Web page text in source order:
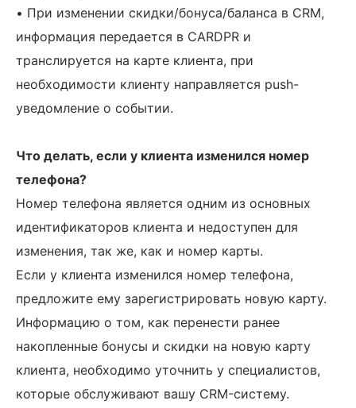
• При изменении скидки/бонуса/баланса в CRM,
информация передается в CARDPR и
транслируется на карте клиента, при
необходимости клиенту направляется push-
уведомление о событии.
Что делать, если у клиента изменился номер
телефона?
Номер телефона является одним из основных
идентификаторов клиента и недоступен для
изменения, так же, как и номер карты.
Если у клиента изменился номер телефона,
предложите ему зарегистрировать новую карту.
Информацию о том, как перенести ранее
накопленные бонусы и скидки на новую карту
клиента, необходимо уточнить у специалистов,
которые обслуживают вашу CRM-систему.